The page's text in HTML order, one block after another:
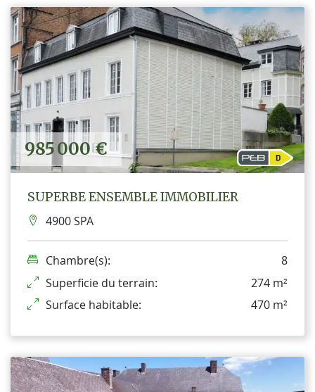
985 000 €
SUPERBE ENSEMBLE IMMOBILIER
4900 SPA
Chambre(s):
8
Superficie du terrain:
274 m²
Surface habitable:
470 m²